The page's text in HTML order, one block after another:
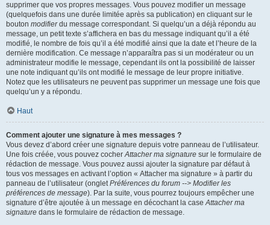
supprimer que vos propres messages. Vous pouvez modifier un message
(quelquefois dans une durée limitée après sa publication) en cliquant sur le
bouton modifierdu message correspondant. Si quelqu’un a déjà répondu au
message, un petit texte s’affichera en bas du message indiquant qu’il a été
modifié, le nombre de fois qu’il a été modifié ainsi que la date et l’heure de la
dernière modification. Ce message n’apparaîtra pas si un modérateur ou un
administrateur modifie le message, cependant ils ont la possibilité de laisser
une note indiquant qu’ils ont modifié le message de leur propre initiative.
Notez que les utilisateurs ne peuvent pas supprimer un message une fois que
quelqu’un y a répondu.
Haut
Comment ajouter une signature à mes messages ?
Vous devez d’abord créer une signature depuis votre panneau de l’utilisateur.
Une fois créée, vous pouvez cocherAttacher ma signature sur le formulaire de
rédaction de message. Vous pouvez aussi ajouter la signature par défaut à
tous vos messages en activant l’option « Attacher ma signature » à partir du
panneau de l’utilisateur (ongletPréférences du forum --> Modifier les
préférences de message). Par la suite, vous pourrez toujours empêcher une
signature d’être ajoutée à un message en décochant la caseAttacher ma
signature dans le formulaire de rédaction de message.